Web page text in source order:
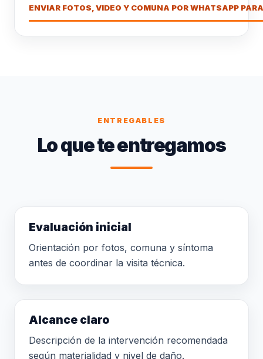
ENVIAR FOTOS, VIDEO Y COMUNA POR WHATSAPP
ENTREGABLES
Lo que te entregamos
Evaluación inicial
Orientación por fotos, comuna y síntoma
antes de coordinar la visita técnica.
Alcance claro
Descripción de la intervención recomendada
según materialidad y nivel de daño.